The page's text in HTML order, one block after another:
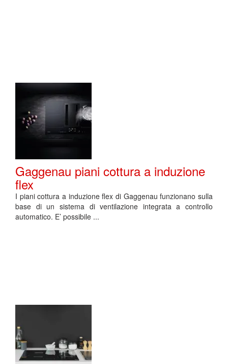
Gaggenau piani cottura a induzione
flex
I piani cottura a induzione flex di Gaggenau funzionano sulla
base di un sistema di ventilazione integrata a controllo
automatico. E’ possibile ...